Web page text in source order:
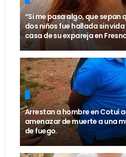
“Si me pasa algo, que sepan
dos niños fue hallada sin
casa de su expareja en
Arrestan a hombre en Cotuí
amenazar de muerte a una
de fuego.